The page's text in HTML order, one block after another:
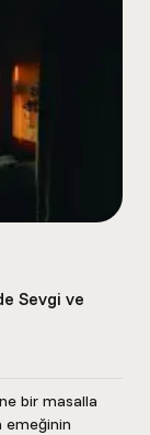
Sevgi ve
bir masalla
emeğinin